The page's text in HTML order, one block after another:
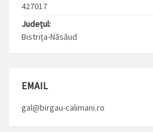
427017
Județul:
Bistrița-Năsăud
EMAIL
gal@birgau-calimani.ro